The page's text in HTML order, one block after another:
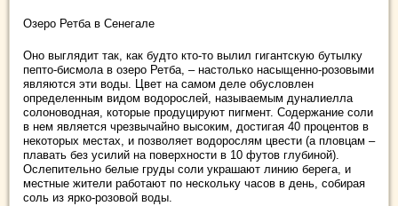
Озеро Ретба в Сенегале
Оно выглядит так, как будто кто-то вылил гигантскую бутылку
пепто-бисмола в озеро Ретба, – настолько насыщенно-розовыми
являются эти воды. Цвет на самом деле обусловлен
определенным видом водорослей, называемым дуналиелла
солоноводная, которые продуцируют пигмент. Содержание соли
в нем является чрезвычайно высоким, достигая 40 процентов в
некоторых местах, и позволяет водорослям цвести (а пловцам –
плавать без усилий на поверхности в 10 футов глубиной).
Ослепительно белые груды соли украшают линию берега, и
местные жители работают по нескольку часов в день, собирая
соль из ярко-розовой воды.